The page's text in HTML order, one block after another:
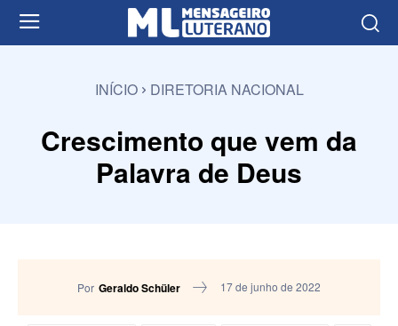
INÍCIO DIRETORIA NACIONAL
Crescimento que vem da
Palavra de Deus
Por Geraldo Schüler 17 de junho de 2022